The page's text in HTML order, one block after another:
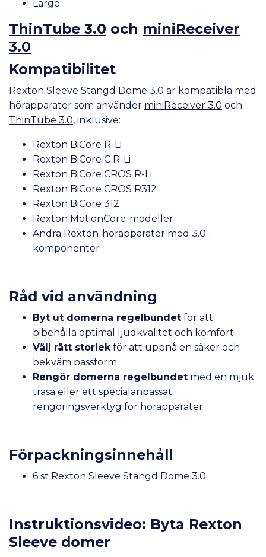
Large
ThinTube 3.0 och miniReceiver
3.0
Kompatibilitet
Rexton Sleeve Stängd Dome 3.0 är kompatibla med
hörapparater som använder miniReceiver 3.0 och
ThinTube 3.0, inklusive:
Rexton BiCore R-Li
Rexton BiCore C R-Li
Rexton BiCore CROS R-Li
Rexton BiCore CROS R312
Rexton BiCore 312
Rexton MotionCore-modeller
Andra Rexton-hörapparater med 3.0-
komponenter
Råd vid användning
Byt ut domerna regelbundet för att
bibehålla optimal ljudkvalitet och komfort.
Välj rätt storlek för att uppnå en säker och
bekväm passform.
Rengör domerna regelbundet med en mjuk
trasa eller ett specialanpassat
rengöringsverktyg för hörapparater.
Förpackningsinnehåll
6 st Rexton Sleeve Stängd Dome 3.0
Instruktionsvideo: Byta Rexton
Sleeve domer